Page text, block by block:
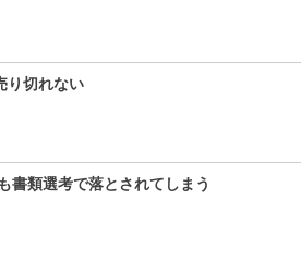
り切れない
書類選考で落とされてしまう